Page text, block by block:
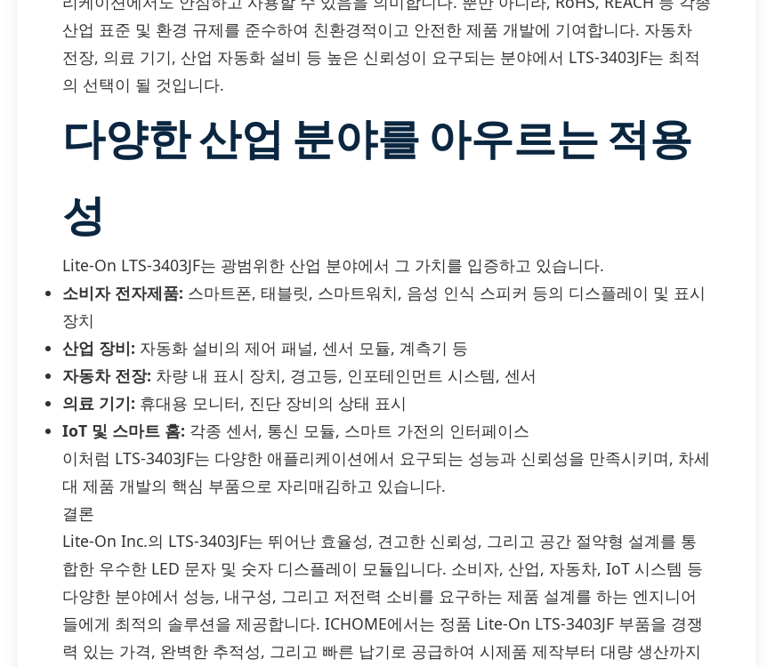
산업 표준 및 환경 규제를 준수하여 친환경적이고 안전한 제품 개발에 기여합니다. 자동차
전장, 의료 기기, 산업 자동화 설비 등 높은 신뢰성이 요구되는 분야에서 LTS-3403JF는 최적
의 선택이 될 것입니다.
다양한 산업 분야를 아우르는 적용
성
Lite-On LTS-3403JF는 광범위한 산업 분야에서 그 가치를 입증하고 있습니다.
소비자 전자제품: 스마트폰, 태블릿, 스마트워치, 음성 인식 스피커 등의 디스플레이 및 표시
장치
산업 장비: 자동화 설비의 제어 패널, 센서 모듈, 계측기 등
자동차 전장: 차량 내 표시 장치, 경고등, 인포테인먼트 시스템, 센서
의료 기기: 휴대용 모니터, 진단 장비의 상태 표시
IoT 및 스마트 홈: 각종 센서, 통신 모듈, 스마트 가전의 인터페이스
이처럼 LTS-3403JF는 다양한 애플리케이션에서 요구되는 성능과 신뢰성을 만족시키며, 차세
대 제품 개발의 핵심 부품으로 자리매김하고 있습니다.
결론
Lite-On Inc.의 LTS-3403JF는 뛰어난 효율성, 견고한 신뢰성, 그리고 공간 절약형 설계를 통
합한 우수한 LED 문자 및 숫자 디스플레이 모듈입니다. 소비자, 산업, 자동차, IoT 시스템 등
다양한 분야에서 성능, 내구성, 그리고 저전력 소비를 요구하는 제품 설계를 하는 엔지니어
들에게 최적의 솔루션을 제공합니다. ICHOME에서는 정품 Lite-On LTS-3403JF 부품을 경쟁
력 있는 가격, 완벽한 추적성, 그리고 빠른 납기로 공급하여 시제품 제작부터 대량 생산까지